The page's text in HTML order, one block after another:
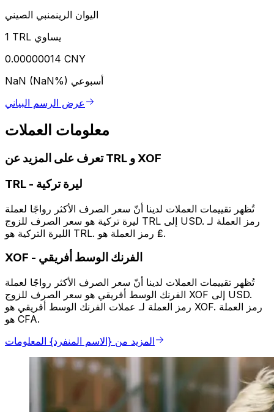
اليوان الرينمنبي الصيني
1 TRL يساوي
0.00000014 CNY
NaN (NaN%) أسبوعي
عرض الرسم البياني
معلومات العملات
تعرف على المزيد عن TRL و XOF
TRL - ليرة تركية
تُظهر تقييمات العملات لدينا أنّ سعر الصرف الأكثر رواجًا لعملة
ليرة تركية هو سعر الصرف للزوج TRL إلى USD. رمز العملة لـ
الليرة التركية هو TRL. رمز العملة هو ₤.
XOF - الفرنك الوسط أفريقي
تُظهر تقييمات العملات لدينا أنّ سعر الصرف الأكثر رواجًا لعملة
الفرنك الوسط أفريقي هو سعر الصرف للزوج XOF إلى USD.
رمز العملة لـ عملات الفرنك الوسط أفريقي هو XOF. رمز العملة
هو CFA.
المزيد من {الاسم المنفرد} المعلومات